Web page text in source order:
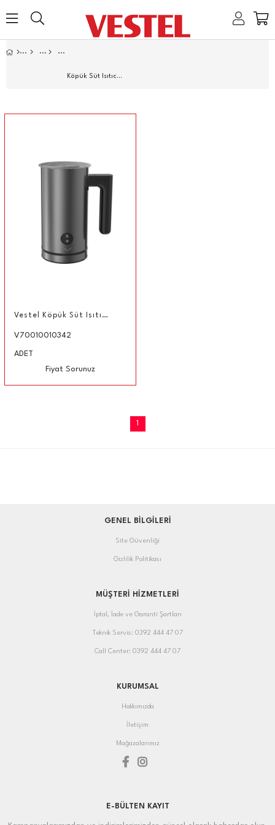
Home
Link
Köpük Süt Isıtıcısı
Vestel Köpük Süt Isıtıcı DX
V70010010342
ADET
Fiyat Sorunuz
1
GENEL BİLGİLERİ
Site Güvenliği
Gizlilik Politikası
MÜŞTERİ HİZMETLERİ
İptal, İade ve Garanti Şartları
Teknik Servis: 0392 444 47 07
Call Center: 0392 444 47 07
KURUMSAL
Hakkımızda
İletişim
Mağazalarımız
E-BÜLTEN KAYIT